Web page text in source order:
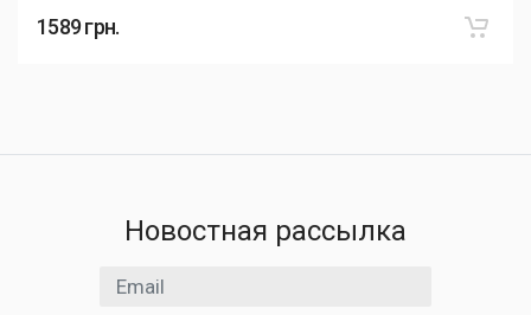
1589грн.
Новостная рассылка
Email адрес